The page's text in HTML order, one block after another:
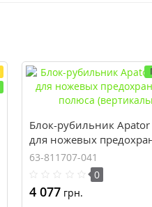
Блок-рубильник Apator
для ножевых
полюса (вертикальный)
63-811707-041
0
4 077грн.